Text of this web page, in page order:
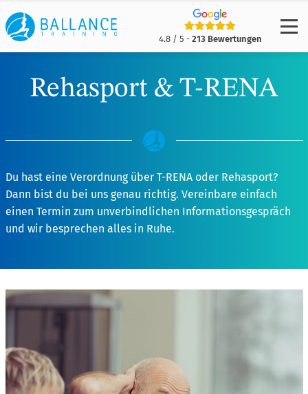
4.8 / 5 - 213 Bewertungen
Rehasport & T-RENA
Du hast eine Verordnung über T-RENA oder Rehasport?
Dann bist du bei uns genau richtig. Vereinbare einfach
einen Termin zum unverbindlichen Informationsgespräch
und wir besprechen alles in Ruhe.